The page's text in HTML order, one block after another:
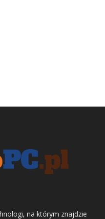
na którym znajdzie